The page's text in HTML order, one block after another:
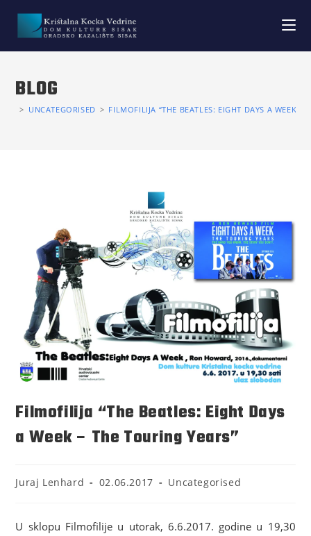
BLOG
> UNCATEGORISED > FILMOFILIJA “THE BEATLES: EIGHT DAYS A WEEK –
Filmofilija “The Beatles: Eight Days
a Week – The Touring Years”
Juraj Lenhard 02.06.2017 Uncategorised
U sklopu Filmofilije u utorak, 6.6.2017. godine u 19,30